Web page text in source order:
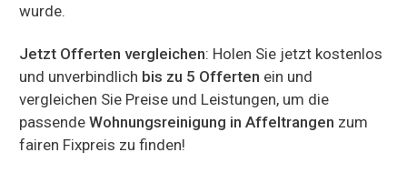
wurde.
Jetzt Offerten vergleichen: Holen Sie jetzt kostenlos
und unverbindlich bis zu 5 Offerten ein und
vergleichen Sie Preise und Leistungen, um die
passende Wohnungsreinigung in Affeltrangen zum
fairen Fixpreis zu finden!